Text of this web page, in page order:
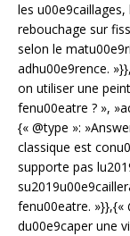
les
rebouchage sur
selon le
adhu00e9rence.
on utiliser une
fenu00eatre ? »,
{« @type »:
classique est
supporte pas
fenu00eatre. »}},{«
du00e9caper une